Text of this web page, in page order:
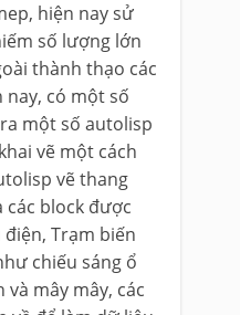
hiện nay sử
số lượng lớn
thành thạo các
có một số
một số autolisp
vẽ một cách
vẽ thang
các block được
Trạm biến
chiếu sáng ổ
và mây mây, các